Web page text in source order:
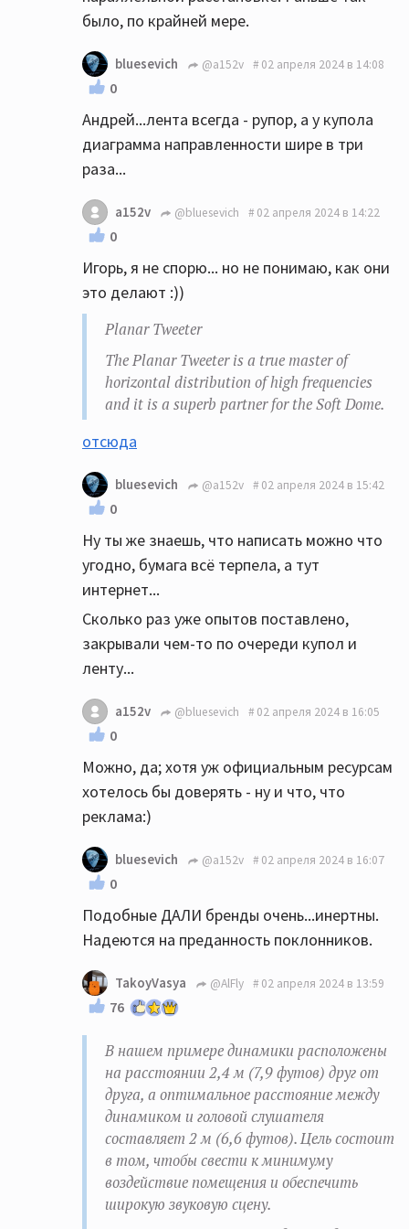
было, по крайней мере.
bluesevich @a152v 02 апреля 2024 в 14:08
0
Андрей...лента всегда - рупор, а у купола
диаграмма направленности шире в три
раза...
a152v @bluesevich 02 апреля 2024 в 14:22
0
Игорь, я не спорю... но не понимаю, как они
это делают :))
Planar Tweeter
The Planar Tweeter is a true master of
horizontal distribution of high frequencies
and it is a superb partner for the Soft Dome.
отсюда
bluesevich @a152v 02 апреля 2024 в 15:42
0
Ну ты же знаешь, что написать можно что
угодно, бумага всё терпела, а тут
интернет...
Сколько раз уже опытов поставлено,
закрывали чем-то по очереди купол и
ленту...
a152v @bluesevich 02 апреля 2024 в 16:05
0
Можно, да; хотя уж официальным ресурсам
хотелось бы доверять - ну и что, что
реклама:)
bluesevich @a152v 02 апреля 2024 в 16:07
0
Подобные ДАЛИ бренды очень...инертны.
Надеются на преданность поклонников.
TakoyVasya @AlFly 02 апреля 2024 в 13:59
76
В нашем примере динамики расположены
на расстоянии 2,4 м (7,9 футов) друг от
друга, а оптимальное расстояние между
динамиком и головой слушателя
составляет 2 м (6,6 футов). Цель состоит
в том, чтобы свести к минимуму
воздействие помещения и обеспечить
широкую звуковую сцену.